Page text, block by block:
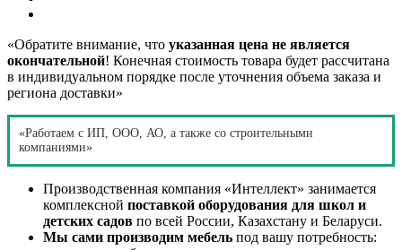
«Обратите внимание, что указанная цена не является
окончательной! Конечная стоимость товара будет рассчитана
в индивидуальном порядке после уточнения объема заказа и
региона доставки»
«Работаем с ИП, ООО, АО, а также со строительными
компаниями»
Производственная компания «Интеллект» занимается
комплексной поставкой оборудования для школ и
детских садов по всей России, Казахстану и Беларуси.
Мы сами производим мебель под вашу потребность: